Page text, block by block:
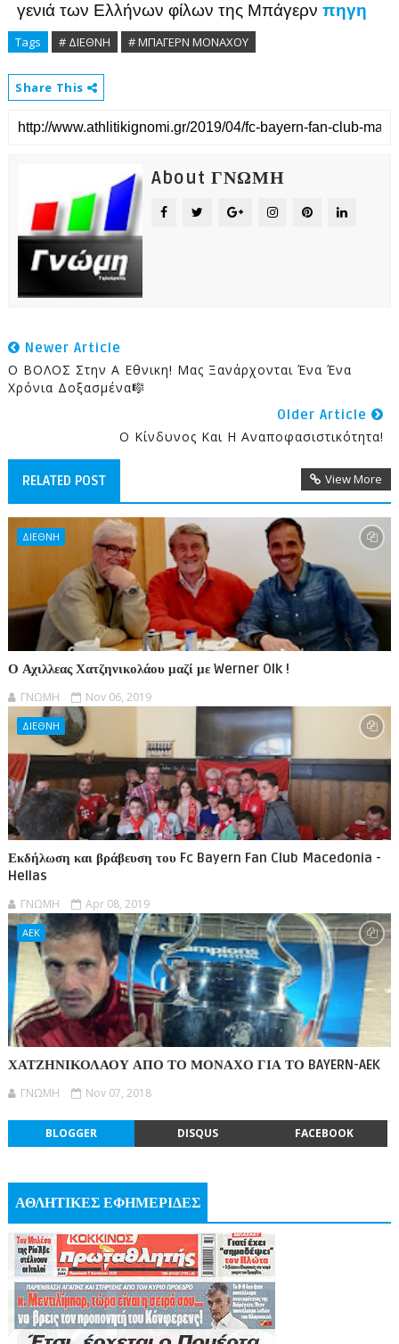
γενιά των Ελλήνων φίλων της Μπάγερν πηγη
Tags # ΔΙΕΘΝΗ # ΜΠΑΓΕΡΝ ΜΟΝΑΧΟΥ
Share This
About ΓΝΩΜΗ
Newer Article
Ο ΒΟΛΟΣ Στην Α Εθνικη! Μας Ξανάρχονται Ένα Ένα
Χρόνια Δοξασμένα🎼
Older Article
Ο Κίνδυνος Και Η Αναποφασιστικότητα!
RELATED POST View More
ΔΙΕΘΝΗ
Ο Αχιλλεας Χατζηνικολάου μαζί με Werner Olk !
ΓΝΩΜΗ Nov 06, 2019
ΔΙΕΘΝΗ
Εκδήλωση και βράβευση του Fc Bayern Fan Club Macedonia -
Hellas
ΓΝΩΜΗ Apr 08, 2019
ΑΕΚ
ΧΑΤΖΗΝΙΚΟΛΑΟΥ ΑΠΟ ΤΟ ΜΟΝΑΧΟ ΓΙΑ ΤΟ BAYERN-AEK
ΓΝΩΜΗ Nov 07, 2018
BLOGGER DISQUS FACEBOOK
ΑΘΛΗΤΙΚΕΣ ΕΦΗΜΕΡΙΔΕΣ